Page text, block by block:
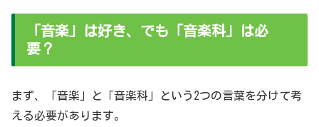
「音楽」は好き、でも「音楽科」は必
要？
まず、「音楽」と「音楽科」という2つの言葉を分けて考
える必要があります。